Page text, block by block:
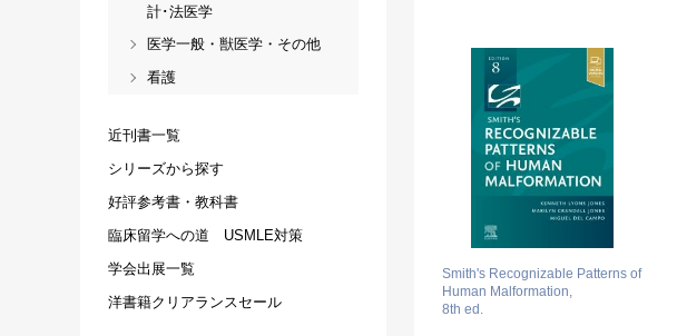
Smith's Recognizable Patterns of
Human Malformation,
8th ed.
計･法医学
医学一般・獣医学・その他
看護
近刊書一覧
シリーズから探す
好評参考書・教科書
臨床留学への道 USMLE対策
学会出展一覧
洋書籍クリアランスセール